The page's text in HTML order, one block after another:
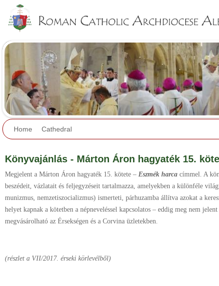
Home Cathedral
Könyvajánlás - Márton Áron hagyaték 15.
Megjelent a Márton Áron hagyaték 15. kötete – Eszmék harca címmel. A
beszédeit, vázlatait és feljegyzéseit tartalmazza, amelyekben a különféle
munizmus, nemzetiszocializmus) ismerteti, párhuzamba állítva azokat a
helyet kapnak a kötetben a népneveléssel kapcsolatos – eddig meg nem
megvásárolható az Érsekségen és a Corvina üzletekben.
(részlet a VII/2017. érseki körlevélből)